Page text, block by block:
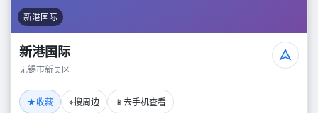
新港国际
新港国际
无锡市新吴区
★收藏 ⌖搜周边 📱 去手机查看